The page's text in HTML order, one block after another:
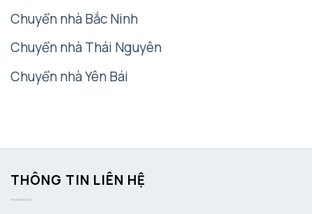
Chuyển nhà Bắc Ninh
Chuyển nhà Thái Nguyên
Chuyển nhà Yên Bái
THÔNG TIN LIÊN HỆ